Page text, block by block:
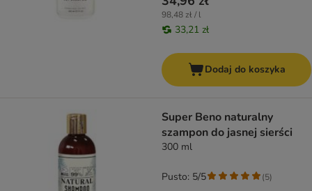
98,48 zł / l
33,21 zł
Dodaj do koszyka
Super Beno naturalny
szampon do jasnej sierści
300 ml
Pusto: 5/5 (5)